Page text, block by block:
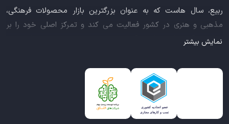
ربیع، سال هاست که به عنوان بزرگترین بازار محصولات فرهنگی،
مذهبی و هنری در کشور فعالیت می کند و تمرکز اصلی خود را بر
سبک زندگی ایرانی اسلامی قرار داده است. این بازار مجموعه کاملی از
شما را برای خرید اینترنتی کالاهای فرهنگی، مذهبی و هنری برآورده
ایده خلاقانه عرضه محصولات فرهنگی در بستر اینترنت باعث شد تا
ربیع، علاوه بر داشتن نماد اعتماد الکترونیکی و مجوز سازمان صنفی
نمایش بیشتر